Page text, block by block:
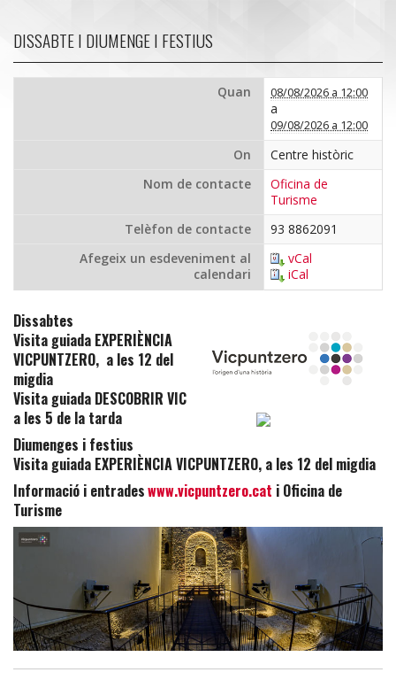
DISSABTE I DIUMENGE I FESTIUS
Quan 08/08/2026 a 12:00
a
09/08/2026 a 12:00
On
Centre històric
Nom de contacte
Oficina de
Turisme
Telèfon de contacte
93 8862091
Afegeix un esdeveniment al
calendari
vCal
iCal
Dissabtes
Visita guiada EXPERIÈNCIA
VICPUNTZERO, a les 12 del
migdia
Visita guiada DESCOBRIR VIC
a les 5 de la tarda
Diumenges i festius
Visita guiada EXPERIÈNCIA VICPUNTZERO, a les 12 del migdia
Informació i entradeswww.vicpuntzero.cat i Oficina de
Turisme